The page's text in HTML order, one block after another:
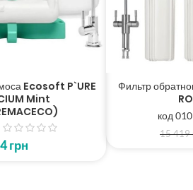
P`URE
Mint
Фильтр обратного
RO-7
код 01012
15 419грн